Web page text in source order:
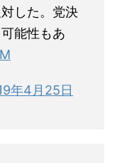
した。党決
能性もあ
年4月25日